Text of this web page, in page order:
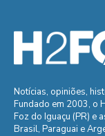
Notícias, opiniões,
Fundado em 2003, o
Foz do Iguaçu (PR) e
Brasil, Paraguai e